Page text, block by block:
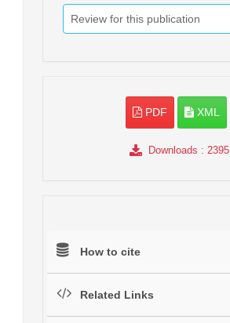
Review for this publication
PDF XML
Downloads : 2395
How to cite
Related Links